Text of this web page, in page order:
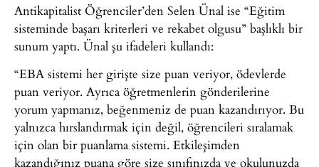
Antikapitalist Öğrenciler’den Selen Ünal ise “Eğitim
sisteminde başarı kriterleri ve rekabet olgusu” başlıklı bir
sunum yaptı. Ünal şu ifadeleri kullandı:
“EBA sistemi her girişte size puan veriyor, ödevlerde
puan veriyor. Ayrıca öğretmenlerin gönderilerine
yorum yapmanız, beğenmeniz de puan kazandırıyor. Bu
yalnızca hırslandırmak için değil, öğrencileri sıralamak
için olan bir puanlama sistemi. Etkileşimden
kazandığınız puana göre size sınıfınızda ve okulunuzda